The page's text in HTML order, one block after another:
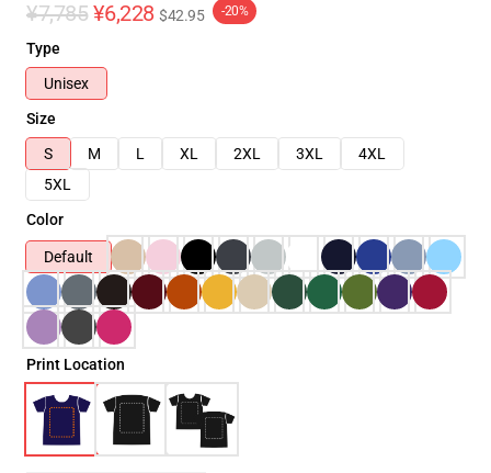
¥7,785 ¥6,228 $42.95 -20%
Type
Unisex
Size
S
M L XL 2XL 3XL
4XL
5XL
Color
Default
Print Location